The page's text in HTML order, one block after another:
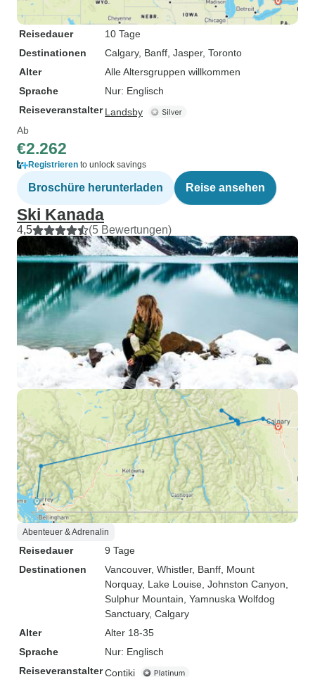
Reisedauer
10 Tage
Destinationen
Calgary, Banff , Jasper, Toronto
Alter
Alle Altersgruppen willkommen
Sprache
Nur: Englisch
Reiseveranstalter Landsby
Ab
€2.262
Registrieren to unlock savings
Broschüre herunterladen Reise ansehen
Ski Kanada
4,5 (5 Bewertungen)
Abenteuer & Adrenalin
Reisedauer
9 Tage
Destinationen
Vancouver, Whistler, Banff , Mount
Norquay, Lake Louise , Johnston Canyon
Sulphur Mountain , Yamnuska Wolfdog
Sanctuary, Calgary
Alter
Alter 18-35
Sprache
Nur: Englisch
ReiseveranstalterContiki